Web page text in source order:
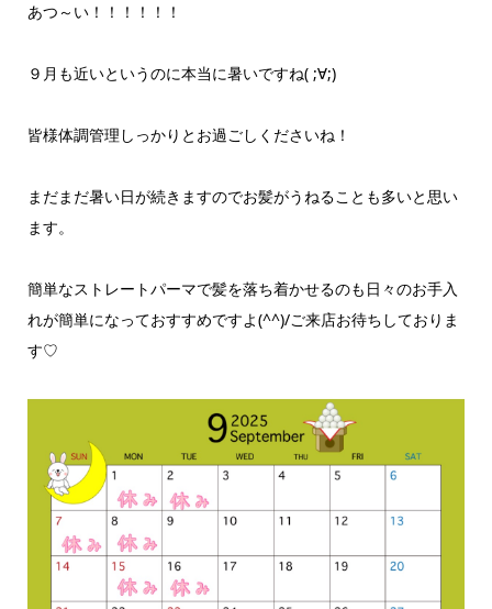
あつ～い！！！！！！
９月も近いというのに本当に暑いですね( ;∀;)
皆様体調管理しっかりとお過ごしくださいね！
まだまだ暑い日が続きますのでお髪がうねることも多いと思い
ます。
簡単なストレートパーマで髪を落ち着かせるのも日々のお手入
れが簡単になっておすすめですよ(^^)/ご来店お待ちしておりま
す♡